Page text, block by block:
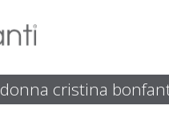
donna cristina